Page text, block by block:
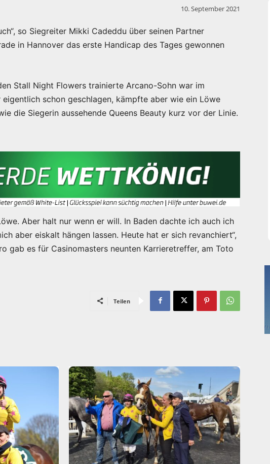
10. September 2021
so Siegreiter Mikki Cadeddu über seinen Partner
in Hannover das erste Handicap des Tages gewonnen
Stall Night Flowers trainierte Arcano-Sohn war im
schon geschlagen, kämpfte aber wie ein Löwe
die Siegerin aussehende Queens Beauty kurz vor der Linie.
Aber halt nur wenn er will. In Baden dachte ich auch ich
aber eiskalt hängen lassen. Heute hat er sich revanchiert“,
gab es für Casinomasters neunten Karrieretreffer, am Toto
Teilen